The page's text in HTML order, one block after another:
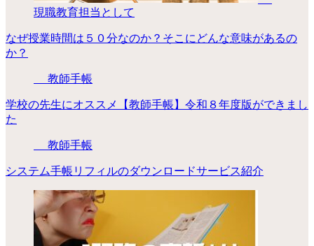
現職教育担当として
なぜ授業時間は５０分なのか？そこにどんな意味があるの
か？
教師手帳
学校の先生にオススメ【教師手帳】令和８年度版ができまし
た
教師手帳
システム手帳リフィルのダウンロードサービス紹介